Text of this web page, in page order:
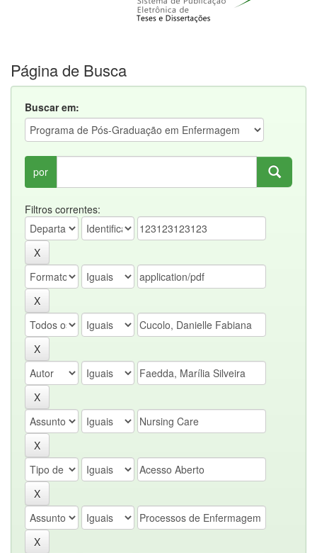
Página de Busca
Buscar em:
por
Filtros correntes: